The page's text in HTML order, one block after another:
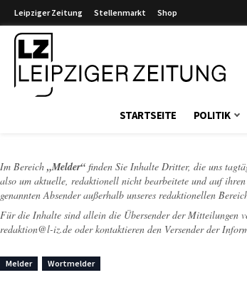
Leipziger Zeitung Stellenmarkt Shop
STARTSEITE POLITIK
Im Bereich „Melder“ finden Sie Inhalte Dritter, die uns
also um aktuelle, redaktionell nicht bearbeitete und auf
genannten Absender außerhalb unseres redaktionellen
Für die Inhalte sind allein die Übersender der Mitteilungen
redaktion@l-iz.de oder kontaktieren den Versender der
Melder Wortmelder